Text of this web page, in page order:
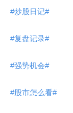
#炒股日记#
#复盘记录#
#强势机会#
#股市怎么看#